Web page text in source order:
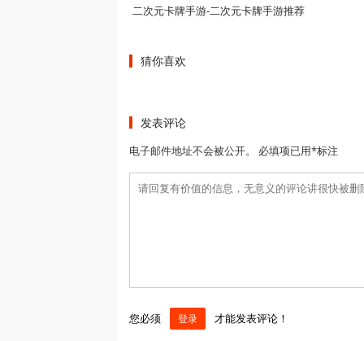
二次元卡牌手游-二次元卡牌手游推荐
猜你喜欢
发表评论
电子邮件地址不会被公开。 必填项已用*标注
您必须 登录 才能发表评论！